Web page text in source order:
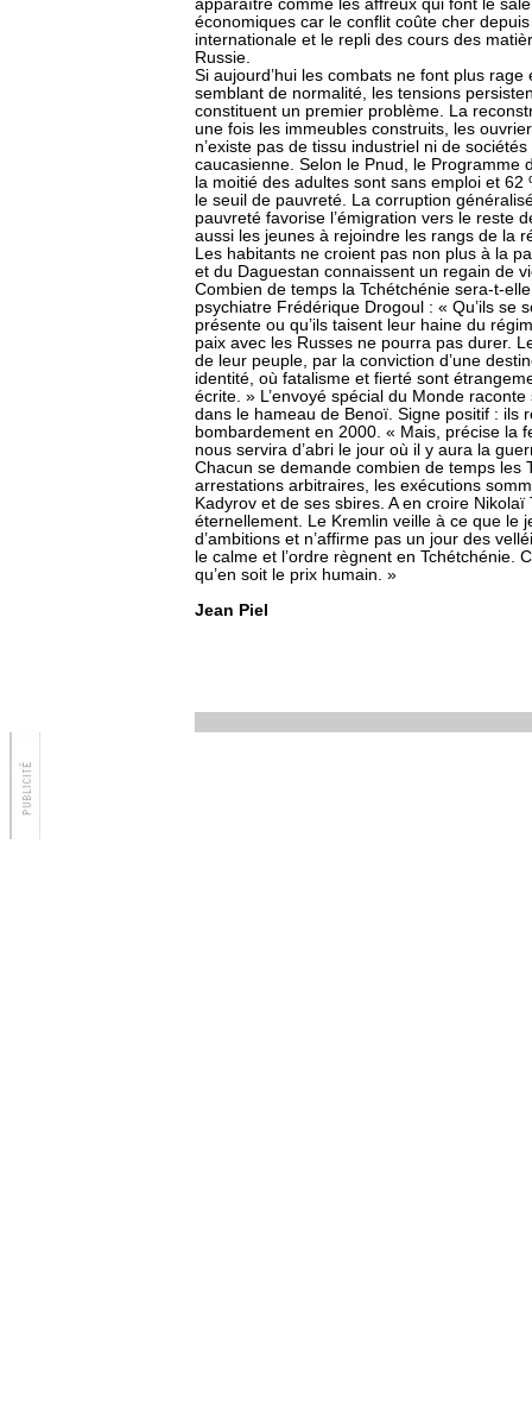
apparaître comme les affreux qui font le
économiques car le conflit coûte cher
internationale et le repli des cours des
Russie.
Si aujourd’hui les combats ne font plus
semblant de normalité, les tensions
constituent un premier problème. La
une fois les immeubles construits, les
n’existe pas de tissu industriel ni de
caucasienne. Selon le Pnud, le Programme
la moitié des adultes sont sans emploi et 62
le seuil de pauvreté. La corruption
pauvreté favorise l’émigration vers le reste
aussi les jeunes à rejoindre les rangs de la
Les habitants ne croient pas non plus à la
et du Daguestan connaissent un regain de
Combien de temps la Tchétchénie sera-t-
psychiatre Frédérique Drogoul : « Qu’ils se
présente ou qu’ils taisent leur haine du
paix avec les Russes ne pourra pas durer.
de leur peuple, par la conviction d’une
identité, où fatalisme et fierté sont
écrite. » L’envoyé spécial du Monde
dans le hameau de Benoï. Signe positif : ils
bombardement en 2000. « Mais, précise la
nous servira d’abri le jour où il y aura la
Chacun se demande combien de temps les
arrestations arbitraires, les exécutions
Kadyrov et de ses sbires. A en croire
éternellement. Le Kremlin veille à ce que le
d’ambitions et n’affirme pas un jour des
le calme et l’ordre règnent en Tchétchénie.
qu’en soit le prix humain. »
Jean Piel